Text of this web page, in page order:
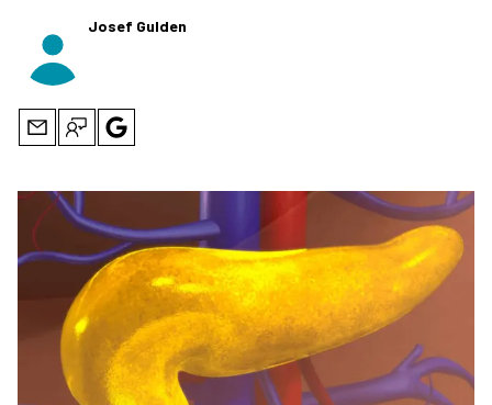
Josef Gulden